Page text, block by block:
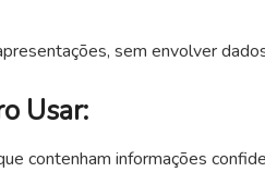
sem envolver
Usar:
contenham informações